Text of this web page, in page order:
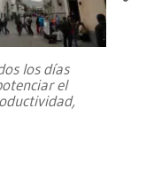
los días
el